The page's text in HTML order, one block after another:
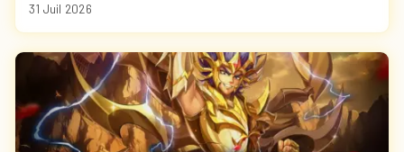
31 Juil 2026